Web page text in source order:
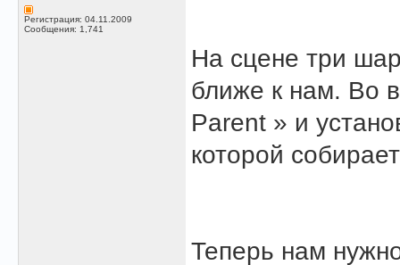
Регистрация: 04.11.2009
Сообщения: 1,741
На сцене три
ближе к нам. Во
Parent » и
которой
Теперь нам